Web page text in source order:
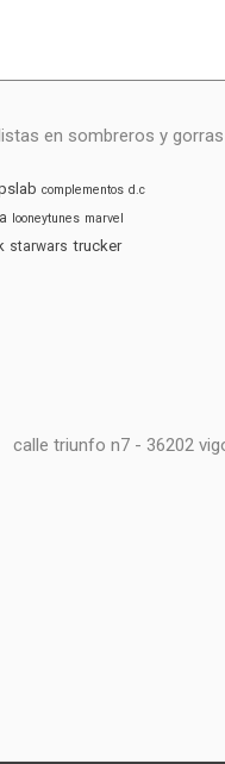
en sombreros y
complementos d.c
looneytunes marvel
starwars trucker
calle triunfo n7 - 36202